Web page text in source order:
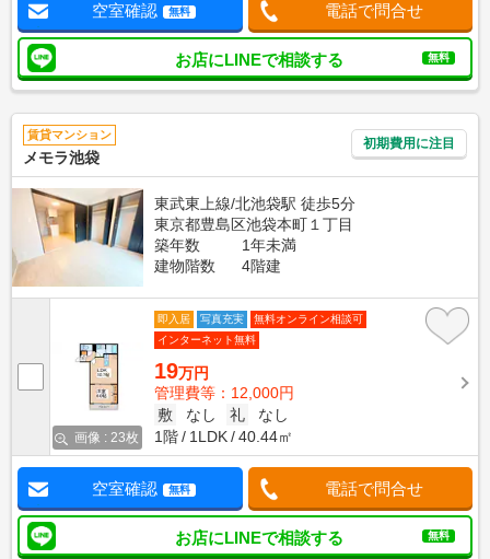
空室確認 無料 電話で問合せ
お店にLINEで相談する 無料
賃貸マンション
メモラ池袋
初期費用に注目
東武東上線/北池袋駅 徒歩5分
東京都豊島区池袋本町１丁目
築年数
1年未満
建物階数
4階建
画像 : 23枚
即入居 写真充実
無料オンライン相談可
インターネット無料
19万円
管理費等：12,000円
敷
なし 礼
なし
1階
1LDK 40.44㎡
空室確認 無料 電話で問合せ
お店にLINEで相談する 無料